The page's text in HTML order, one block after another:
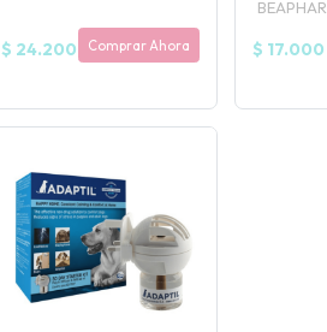
$ 24.200 Comprar Ahora
BEAPHAR
$ 17.000